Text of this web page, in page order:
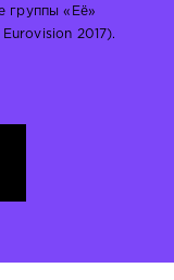
группы «Её»
2017).